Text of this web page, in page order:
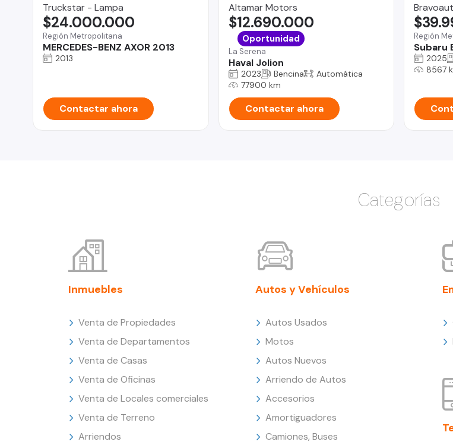
Truckstar - Lampa
Región Metropolitana
MERCEDES-BENZ AXOR 2013
$24.000.000
2013
Contactar ahora
Altamar Motors
La Serena
Haval Jolion
$12.690.000
Oportunidad
2023 Bencina
Automática
77900 km
Contactar ahora
Región
Subaru
2025
8567
Categorías
Inmuebles
Venta de Propiedades
Venta de Departamentos
Venta de Casas
Venta de Oficinas
Venta de Locales comerciales
Venta de Terreno
Arriendos
Autos y Vehículos
Autos Usados
Motos
Autos Nuevos
Arriendo de Autos
Accesorios
Amortiguadores
Camiones, Buses